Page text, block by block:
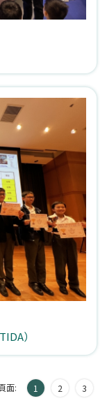
）
面: 1 2 3